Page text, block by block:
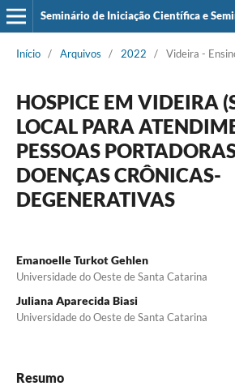
Início / Arquivos / 2022 / Videira -
HOSPICE EM VIDEIRA
LOCAL PARA
PESSOAS
DOENÇAS CRÔNICAS-
DEGENERATIVAS
Emanoelle Turkot Gehlen
Universidade do Oeste de Santa Catarina
Juliana Aparecida Biasi
Universidade do Oeste de Santa Catarina
Resumo